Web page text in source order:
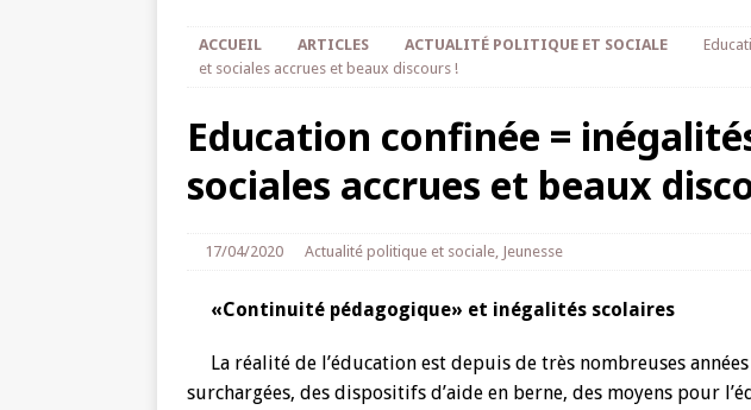
ACCUEIL ARTICLES ACTUALITÉ POLITIQUE ET SOCIALE
et sociales accrues et beaux discours !
Education confinée =
sociales accrues et beaux
17/04/2020 Actualité politique et sociale, Jeunesse
«Continuité pédagogique» et inégalités scolaires
La réalité de l’éducation est depuis de très nombreuses années
surchargées, des dispositifs d’aide en berne, des moyens pour